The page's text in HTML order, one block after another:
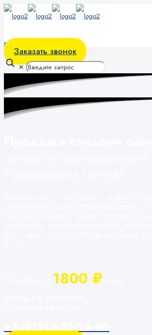
меню
Заказать звонок
✕
1800 ₽
+7 (919) 635-24-60